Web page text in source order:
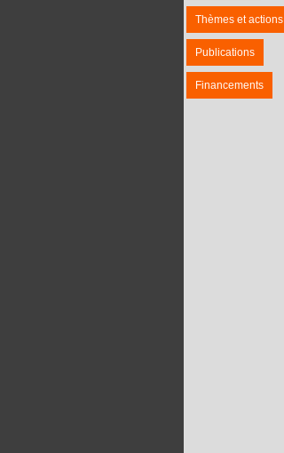
Thèmes et actions
Publications
Financements